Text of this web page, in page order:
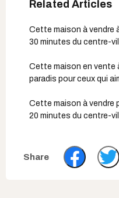
Cette maison à vendre
30 minutes du centre-
Cette maison en vente
paradis pour ceux qui
Cette maison à vendre
20 minutes du centre-